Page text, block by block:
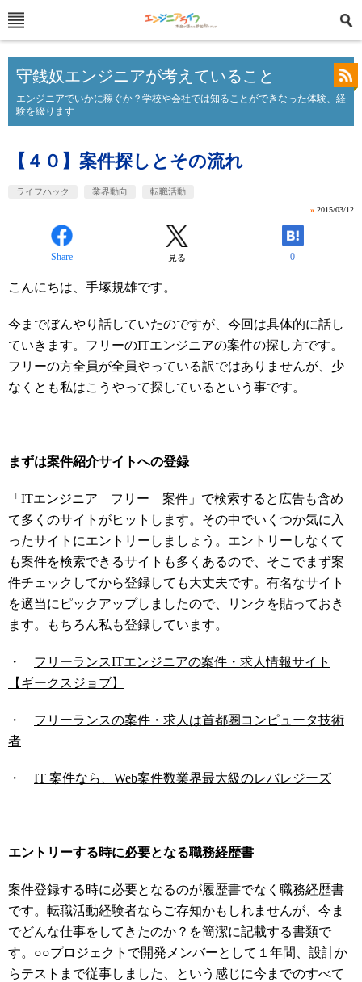
守銭奴エンジニアが考えていること
エンジニアでいかに稼ぐか？学校や会社では知ることができなった体験、経
験を綴ります
【４０】案件探しとその流れ
ライフハック 業界動向 転職活動
» 2015/03/12
Share 見る 0
こんにちは、手塚規雄です。
今までぼんやり話していたのですが、今回は具体的に話し
ていきます。フリーのITエンジニアの案件の探し方です。
フリーの方全員が全員やっている訳ではありませんが、少
なくとも私はこうやって探しているという事です。
まずは案件紹介サイトへの登録
「ITエンジニア フリー 案件」で検索すると広告も含め
て多くのサイトがヒットします。その中でいくつか気に入
ったサイトにエントリーしましょう。エントリーしなくて
も案件を検索できるサイトも多くあるので、そこでまず案
件チェックしてから登録しても大丈夫です。有名なサイト
を適当にピックアップしましたので、リンクを貼っておき
ます。もちろん私も登録しています。
・ フリーランスITエンジニアの案件・求人情報サイト
【ギークスジョブ】
・ フリーランスの案件・求人は首都圏コンピュータ技術
者
・ IT 案件なら、Web案件数業界最大級のレバレジーズ
エントリーする時に必要となる職務経歴書
案件登録する時に必要となるのが履歴書でなく職務経歴書
です。転職活動経験者ならご存知かもしれませんが、今ま
でどんな仕事をしてきたのか？を簡潔に記載する書類で
す。○○プロジェクトで開発メンバーとして１年間、設計か
らテストまで従事しました、という感じに今までのすべて